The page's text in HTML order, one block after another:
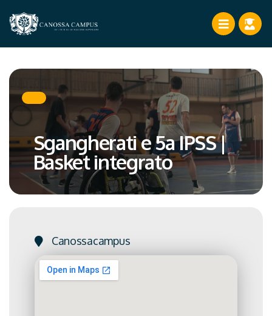
Sgangherati e 5a IPSS |
Basket integrato
Canossacampus